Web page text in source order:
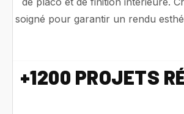
soigné pour garantir un rendu
+1200 PROJETS